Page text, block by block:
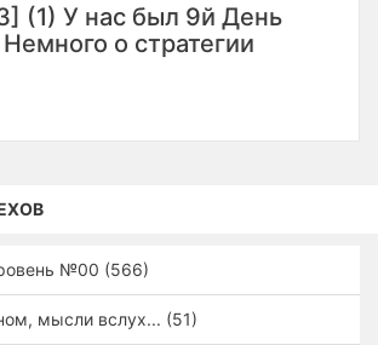
(1) У нас был 9й День
о стратегии
№00 (566)
мысли вслух... (51)